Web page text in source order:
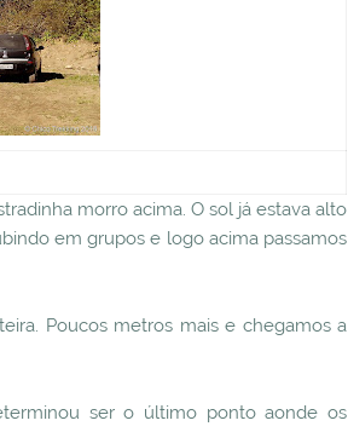
morro acima. O sol já estava alto
em grupos e logo acima passamos
Poucos metros mais e chegamos a
ser o último ponto aonde os